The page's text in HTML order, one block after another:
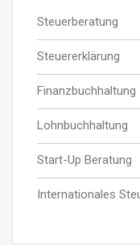
Steuerberatung
Steuererklärung
Finanzbuchhaltung
Lohnbuchhaltung
Start-Up Beratung
Internationales